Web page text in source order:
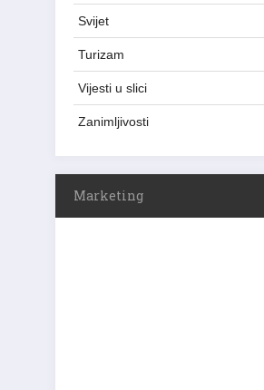
Svijet
Turizam
Vijesti u slici
Zanimljivosti
Marketing